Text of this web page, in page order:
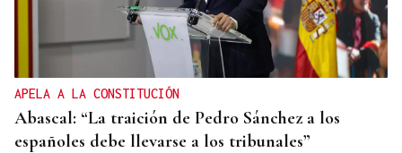
APELA A LA CONSTITUCIÓN
Abascal: “La traición de Pedro Sánchez a los
españoles debe llevarse a los tribunales”